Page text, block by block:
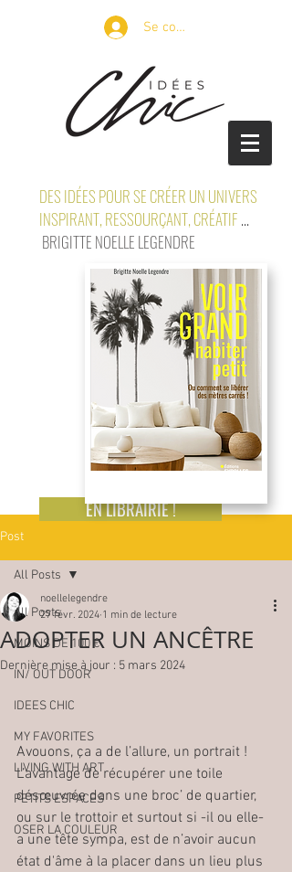
Se connecter
DES IDÉES POUR SE CRÉER UN UNIVERS
INSPIRANT, RESSOURÇANT, CRÉATIF ...
BRIGITTE NOELLE LEGENDRE
EN LIBRAIRIE !
Post
All Posts
MOINS DE 100 €
IN/ OUT DOOR
IDEES CHIC
MY FAVORITES
LIVING WITH ART
PETITS ESPACES
OSER LA COULEUR
All Posts
ADOPTER UN ANCÊTRE
noellelegendre
27 févr. 2024 1 min de lecture
Dernière mise à jour : 5 mars 2024
Avouons, ça a de l’allure, un portrait !
L’avantage de récupérer une toile
désœuvrée dans une broc’ de quartier,
ou sur le trottoir et surtout si -il ou elle-
a une tête sympa, est de n’avoir aucun
état d'âme à la placer dans un lieu plus